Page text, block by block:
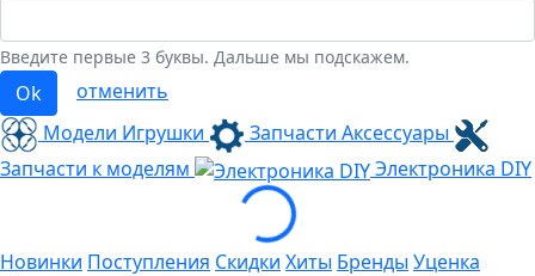
Введите первые 3 буквы. Дальше мы подскажем.
Ok
отменить
Модели Игрушки
Запчасти Аксессуары
Запчасти к моделям
Электроника DIY
Loading...
Новинки Поступления Скидки Хиты Бренды Уценка